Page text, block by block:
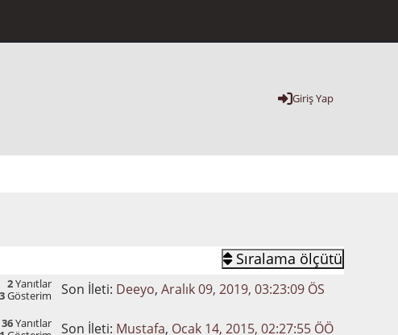
Giriş Yap
Sıralama ölçütü
2Yanıtlar
Gösterim Son İleti: Deeyo, Aralık 09, 2019, 03:23:09 ÖS
36Yanıtlar
Son İleti: Mustafa, Ocak 14, 2015, 02:27:55 ÖÖ